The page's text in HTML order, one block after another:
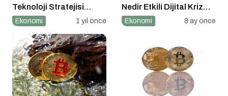
Teknoloji Stratejisi
Açıklandı
Ekonomi 1 yıl önce
Nedir Etkili Dijital Kriz
Yönetimi için 10 Altın
Ekonomi 8 ay önce